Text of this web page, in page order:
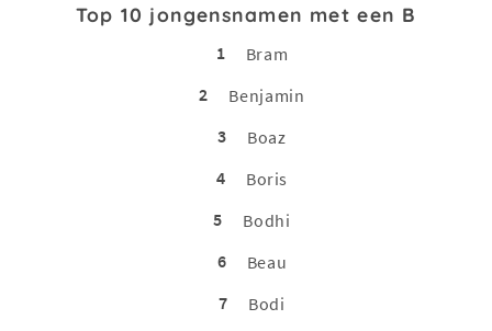
Top 10 jongensnamen met een B
1
Bram
2
Benjamin
3
Boaz
4
Boris
5
Bodhi
6
Beau
7
Bodi